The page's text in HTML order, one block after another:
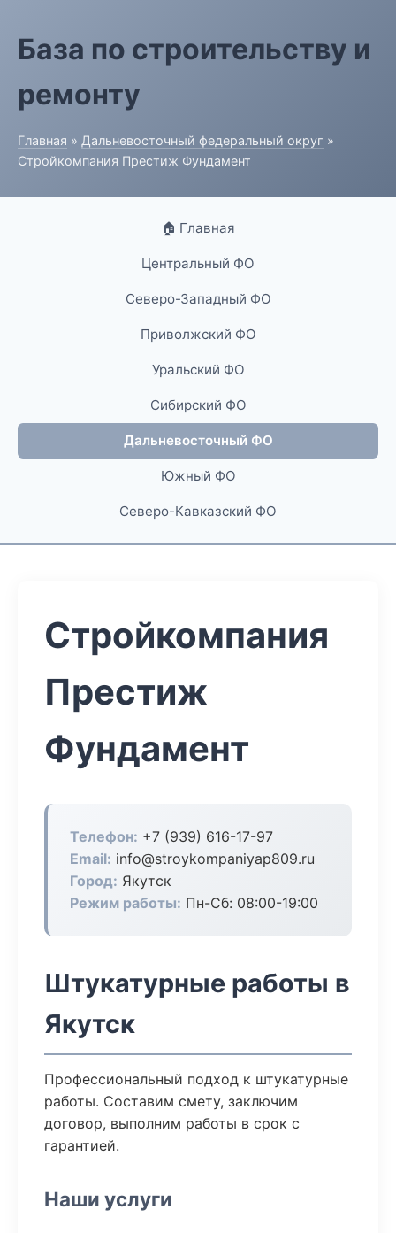
База по строительству и
ремонту
Главная » Дальневосточный федеральный округ »
Стройкомпания Престиж Фундамент
🏠 Главная
Центральный ФО
Северо-Западный ФО
Приволжский ФО
Уральский ФО
Сибирский ФО
Дальневосточный ФО
Южный ФО
Северо-Кавказский ФО
Стройкомпания
Престиж
Фундамент
Телефон: +7 (939) 616-17-97
Email: info@stroykompaniyap809.ru
Город: Якутск
Режим работы: Пн-Сб: 08:00-19:00
Штукатурные работы в
Якутск
Профессиональный подход к штукатурные
работы. Составим смету, заключим
договор, выполним работы в срок с
гарантией.
Наши услуги